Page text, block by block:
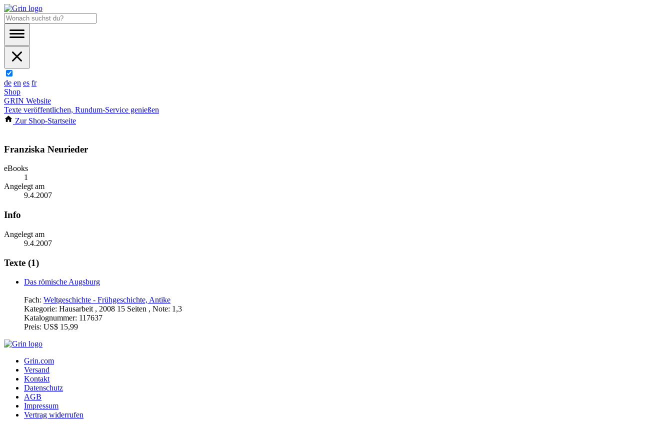
de en es fr
Shop
GRIN Website
Texte veröffentlichen, Rundum-Service genießen
Zur Shop-Startseite
Franziska Neurieder
eBooks
1
Angelegt am
9.4.2007
Info
Angelegt am
9.4.2007
Texte (1)
Das römische Augsburg
Fach: Weltgeschichte - Frühgeschichte, Antike
Kategorie: Hausarbeit , 2008 15 Seiten , Note: 1,3
Katalognummer: 117637
Preis: US$ 15,99
Grin.com
Versand
Kontakt
Datenschutz
AGB
Impressum
Vertrag widerrufen